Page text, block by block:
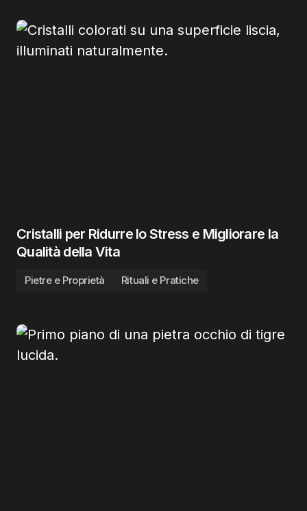
Cristalli per Ridurre lo Stress e Migliorare la
Qualità della Vita
Pietre e Proprietà Rituali e Pratiche